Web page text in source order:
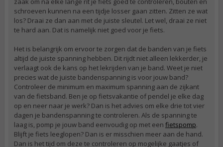
schroeven kunnen na een tijdje losser gaan zitten. Zitten ze wat
los? Draai ze dan aan met de juiste sleutel. Let wel, draai ze niet
te hard aan. Dat is namelijk niet goed voor je fiets.
Het is belangrijk om ervoor te zorgen dat de banden van je fiets
altijd de juiste spanning hebben. Dit rijdt niet alleen lekkerder, je
verlaagt ook de kans op het lekrijden van je band. Weet je niet
precies wat de juiste bandenspanning is voor jouw band?
Controleer de minimum en maximum spanning aan de zijkant
van de fietsband. Ben je op fietsvakantie of pendel je elke dag
op en neer naar je werk? Dan is het advies om elke drie tot vier
dagen je bandenspanning te controleren. Als de spanning te
laag is, pomp je jouw band eenvoudig op met een fietspomp.
Blijft je fiets leeglopen? Dan is er misschien meer aan de hand.
Dan is het tijd om deze te controleren op mogelijke gaatjes of